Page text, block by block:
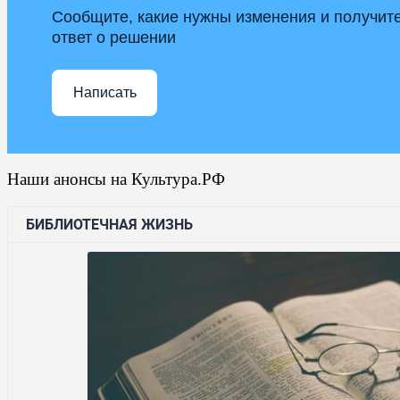
Сообщите, какие нужны изменения и
ответ о решении
Написать
Наши анонсы на Культура.РФ